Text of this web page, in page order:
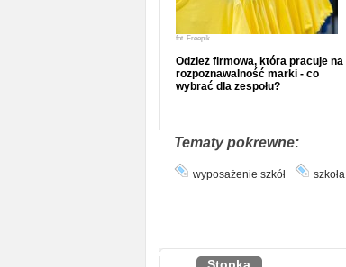
fot. Freepik
Odzież firmowa, która pracuje na
rozpoznawalność marki - co
wybrać dla zespołu?
Tematy pokrewne:
wyposażenie szkół szkoła